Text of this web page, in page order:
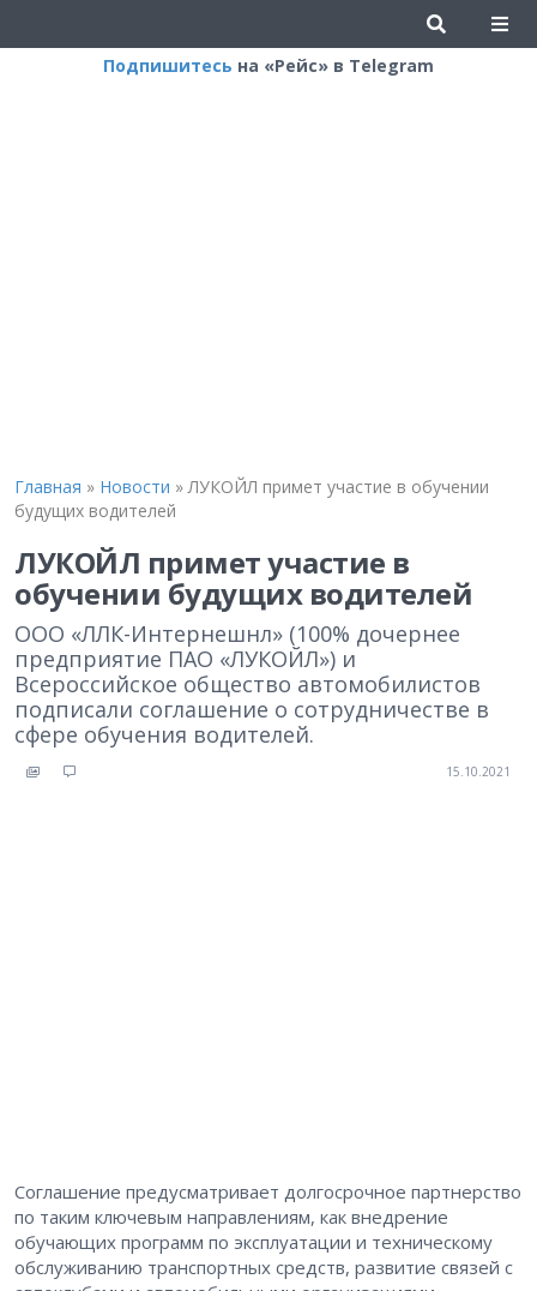
Подпишитесь на «Рейс» в Telegram
Главная » Новости »ЛУКОЙЛ примет участие в обучении
будущих водителей
ЛУКОЙЛ примет участие в
обучении будущих водителей
ООО «ЛЛК-Интернешнл» (100% дочернее
предприятие ПАО «ЛУКОЙЛ») и
Всероссийское общество автомобилистов
подписали соглашение о сотрудничестве в
сфере обучения водителей.
15.10.2021
Соглашение предусматривает долгосрочное партнерство
по таким ключевым направлениям, как внедрение
обучающих программ по эксплуатации и техническому
обслуживанию транспортных средств, развитие связей с